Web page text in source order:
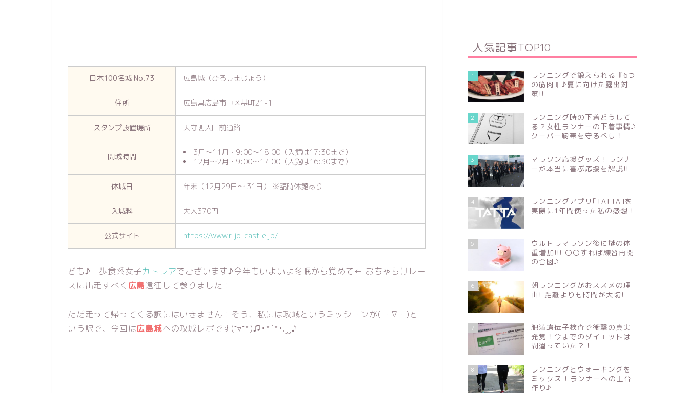
日本100名城 No.73 広島城（ひろしまじょう）
住所 広島県広島市中区基町21-1
スタンプ設置場所 天守閣入口前通路
開城時間
3月～11月・9:00～18:00（入館は17:30まで）
12月～2月・9:00～17:00（入館は16:30まで）
休城日 年末（12月29日～ 31日） ※臨時休館あり
入城料 大人370円
公式サイト https://www.rijo-castle.jp/
ども♪ 歩食系女子カトレアでございます♪今年もいよいよ冬眠から覚めて← おちゃらけレー
スに出走すべく 広島遠征して参りました！
ただ走って帰ってくる訳にはいきません！そう、私には攻城というミッションが( ・∇・)と
いう訳で、今回は広島城への攻城レポです(˘▿˘*)♫•*¨*•.¸¸♪
人気記事TOP10
1
ランニングで鍛えられる『6つ
の筋肉』♪夏に向けた露出対
策!!
2
ランニング時の下着どうして
る？女性ランナーの下着事情♪
クーパー靭帯を守るべし！
3
マラソン応援グッズ ! ランナ
ーが本当に喜ぶ応援を解説!!
4
ランニングアプリ｢TATTA｣を
実際に1年間使った私の感想 !
5
ウルトラマラソン後に謎の体
重増加!!! 〇〇すれば練習再開
の合図♪
6
朝ランニングがおススメの理
由! 距離よりも時間が大切!
7
肥満遺伝子検査で衝撃の真実
発覚！今までのダイエットは
間違っていた？！
8
ランニングとウォーキングを
ミックス ! ランナーへの土台
作り♪